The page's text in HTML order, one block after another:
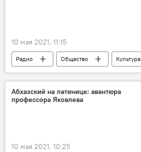
10 мая 2021, 11:15
Радио Общество
Культура
Подкасты РИА
Абхазский на латинице: авантюра
профессора Яковлева
10 мая 2021, 10:25